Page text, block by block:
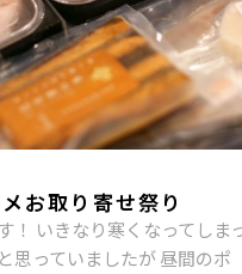
お取り寄せ祭り
！ いきなり寒くなってしま
思っていましたが 昼間のポ